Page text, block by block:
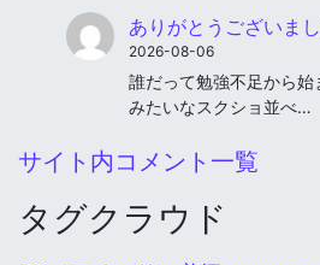
ありがとうございま
2026-08-06
誰だって勉強不足から始
みたいなスクショ並べ…
サイト内コメント一覧
タグクラウド